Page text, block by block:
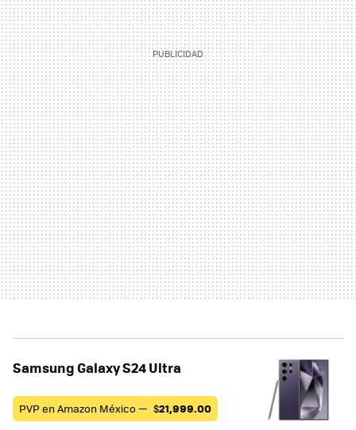
Samsung Galaxy S24 Ultra
PVP en Amazon México — $21,999.00